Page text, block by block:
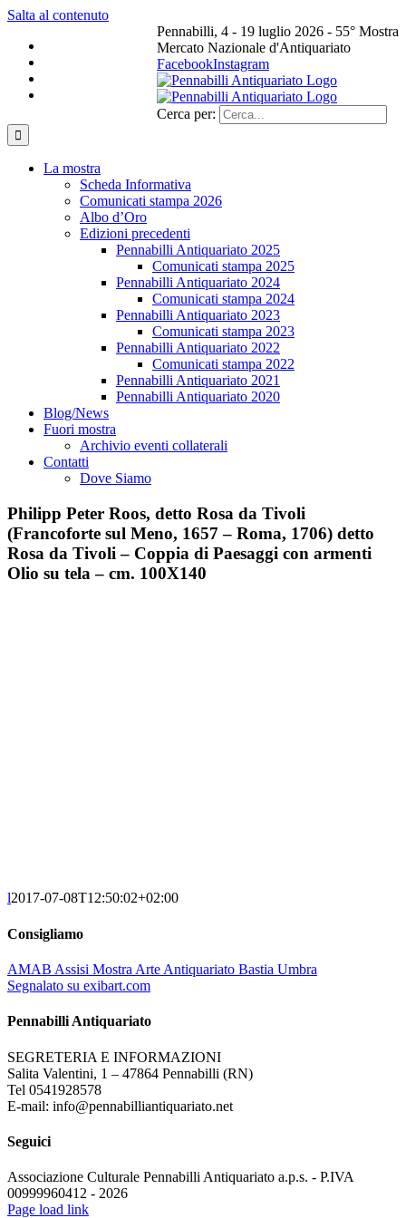
Salta al contenuto
Pennabilli, 4 - 19 luglio 2026 - 55° Mostra
Mercato Nazionale d'Antiquariato
FacebookInstagram
Cerca per:
La mostra
Scheda Informativa
Comunicati stampa 2026
Albo d’Oro
Edizioni precedenti
Pennabilli Antiquariato 2025
Comunicati stampa 2025
Pennabilli Antiquariato 2024
Comunicati stampa 2024
Pennabilli Antiquariato 2023
Comunicati stampa 2023
Pennabilli Antiquariato 2022
Comunicati stampa 2022
Pennabilli Antiquariato 2021
Pennabilli Antiquariato 2020
Blog/News
Fuori mostra
Archivio eventi collaterali
Contatti
Dove Siamo
Philipp Peter Roos, detto Rosa da Tivoli
(Francoforte sul Meno, 1657 – Roma, 1706) detto
Rosa da Tivoli – Coppia di Paesaggi con armenti
Olio su tela – cm. 100X140
l2017-07-08T12:50:02+02:00
Consigliamo
AMAB Assisi Mostra Arte Antiquariato Bastia Umbra
Segnalato su exibart.com
Pennabilli Antiquariato
SEGRETERIA E INFORMAZIONI
Salita Valentini, 1 – 47864 Pennabilli (RN)
Tel 0541928578
E-mail: info@pennabilliantiquariato.net
Seguici
Associazione Culturale Pennabilli Antiquariato a.p.s. - P.IVA
00999960412 - 2026
Page load link